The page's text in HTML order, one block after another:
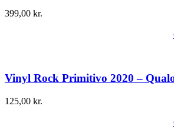
399,00 kr.
Vinyl Rock Primitivo 2020 –
125,00 kr.